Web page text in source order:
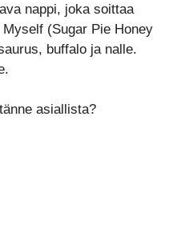
nappi, joka soittaa
Myself (Sugar Pie Honey
buffalo ja nalle.
asiallista?